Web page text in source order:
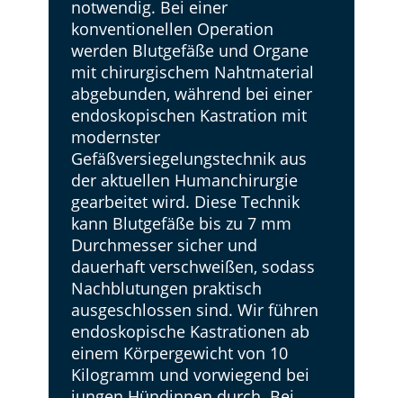
notwendig. Bei einer
konventionellen Operation
werden Blutgefäße und Organe
mit chirurgischem Nahtmaterial
abgebunden, während bei einer
endoskopischen Kastration mit
modernster
Gefäßversiegelungstechnik aus
der aktuellen Humanchirurgie
gearbeitet wird. Diese Technik
kann Blutgefäße bis zu 7 mm
Durchmesser sicher und
dauerhaft verschweißen, sodass
Nachblutungen praktisch
ausgeschlossen sind. ​Wir führen
endoskopische Kastrationen ab
einem Körpergewicht von 10
Kilogramm und vorwiegend bei